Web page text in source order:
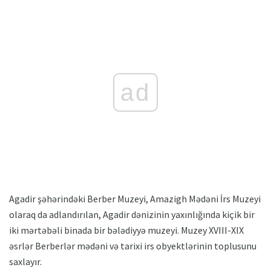
ad
Agadir şəhərindəki Berber Muzeyi, Amazigh Mədəni İrs Muzeyi
olaraq da adlandırılan, Agadir dənizinin yaxınlığında kiçik bir
iki mərtəbəli binada bir bələdiyyə muzeyi. Muzey XVIII-XIX
əsrlər Berberlər mədəni və tarixi irs obyektlərinin toplusunu
saxlayır.